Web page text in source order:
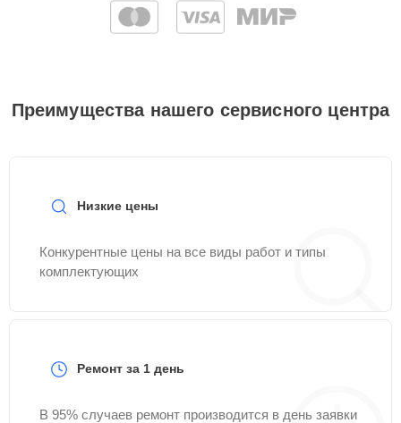
Преимущества нашего сервисного центра
Низкие цены
Конкурентные цены на все виды работ и типы
комплектующих
Ремонт за 1 день
В 95% случаев ремонт производится в день заявки